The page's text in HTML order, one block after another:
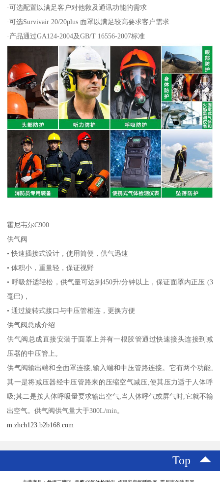
·可选配置以满足客户对他救及通讯功能的需求
·可选Survivair 20/20plus 面罩以满足较高要求客户需求
·产品通过GA124-2004及GB/T 16556-2007标准
霍尼韦尔C900
供气阀
• 快速插接式设计，使用简便，供气迅速
• 体积小，重量轻，保证视野
• 呼吸舒适轻松，供气量可达到450升/分钟以上，保证面罩内正压 (3
毫巴)，
• 通过旋转式接口与中压管相连，更换方便
供气阀总成介绍
供气阀总成直接安装于面罩上并有一根胶管通过快速接头连接到减
压器的中压管上。
供气阀输出端和全面罩连接,输入端和中压管路连接。它有两个功能,
其一是将减压器经中压管路来的压缩空气减压,使其压力适于人体呼
吸;其二是按人体呼吸量要求输出空气,当人体呼气或屏气时,它就不输
出空气。供气阀供气量大于300L/min。
m.zhch123.b2b168.com
Top